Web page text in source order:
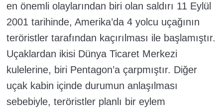
en önemli olaylarından biri olan saldırı 11 Eylül
2001 tarihinde, Amerika’da 4 yolcu uçağının
teröristler tarafından kaçırılması ile başlamıştır.
Uçaklardan ikisi Dünya Ticaret Merkezi
kulelerine, biri Pentagon’a çarpmıştır. Diğer
uçak kabin içinde durumun anlaşılması
sebebiyle, teröristler planlı bir eylem